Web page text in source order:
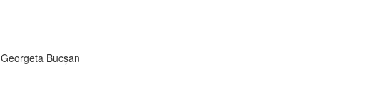
Georgeta Bucșan